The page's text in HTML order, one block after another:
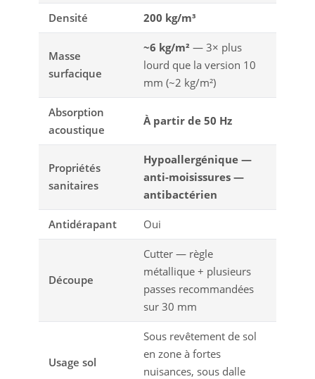
Densité 200 kg/m³
Masse
surfacique
~6 kg/m² — 3× plus
lourd que la version 10
mm (~2 kg/m²)
Absorption
acoustique
À partir de 50 Hz
Propriétés
sanitaires
Hypoallergénique —
anti-moisissures —
antibactérien
Antidérapant Oui
Découpe
Cutter — règle
métallique + plusieurs
passes recommandées
sur 30 mm
Usage sol
Sous revêtement de sol
en zone à fortes
nuisances, sous dalle